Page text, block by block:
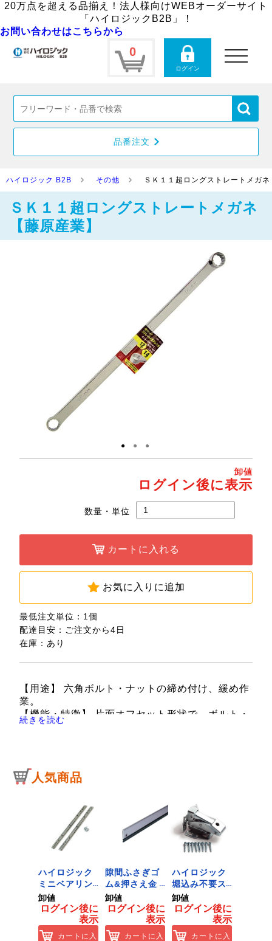
20万点を超える品揃え！法人様向けWEBオーダーサイト
「ハイロジックB2B」！
お問い合わせはこちらから
0
ログイン
toggle
navigation
品番注文
ハイロジック B2B その他 ＳＫ１１超ロングストレートメガ
ＳＫ１１超ロングストレートメガネ
【藤原産業】
● ● ●
卸値
ログイン後に表示
数量・単位
カートに入れる
お気に入りに追加
最低注文単位：1個
配達目安：ご注文から4日
在庫：あり
【用途】 六角ボルト・ナットの締め付け、緩め作
業。
【機能・特徴】 片面オフセット形状で、ボルト・
ナットの周りに座グリがある場合でも使用できま
適です。
リッシュ加工。質感は抜群です。
【仕様】 ●サイズ：12×14mm。
●全長：330mm。
●クロームメッキ。
続きを読む
人気商品
ハイロジック
ミニベアリン
グタイプ 310
ミリ 72958
Hardware]
卸値
ログイン後に
表示
カートに入
隙間ふさぎゴ
ム&押さえ金
物 72909
卸値
ログイン後に
表示
カートに入
ハイロジック
堀込み不要ス
ライド蝶番S
無兼用 P-726
Hardware]
卸値
ログイン後に
表示
カートに入